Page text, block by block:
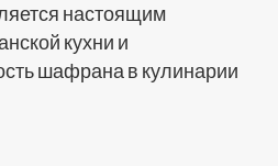
настоящим
кухни и
шафрана в кулинарии